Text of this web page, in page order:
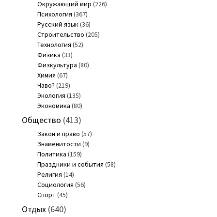
Окружающий мир (226)
Психология (367)
Русский язык (36)
Строительство (205)
Технология (52)
Физика (33)
Физкультура (80)
Химия (67)
Чаво? (219)
Экология (135)
Экономика (80)
Общество (413)
Закон и право (57)
Знаменитости (9)
Политика (159)
Праздники и события (58)
Религия (14)
Социология (56)
Спорт(45)
Отдых(640)